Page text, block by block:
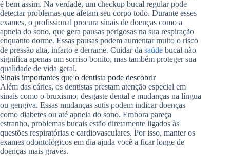
é bem assim. Na verdade, um checkup bucal regular pode
detectar problemas que afetam seu corpo todo. Durante esses
exames, o profissional procura sinais de doenças como a
apneia do sono, que gera pausas perigosas na sua respiração
enquanto dorme. Essas pausas podem aumentar muito o risco
de pressão alta, infarto e derrame. Cuidar da saúde bucal não
significa apenas um sorriso bonito, mas também proteger sua
qualidade de vida geral.
Sinais importantes que o dentista pode descobrir
Além das cáries, os dentistas prestam atenção especial em
sinais como o bruxismo, desgaste dental e mudanças na língua
ou gengiva. Essas mudanças sutis podem indicar doenças
como diabetes ou até apneia do sono. Embora pareça
estranho, problemas bucais estão diretamente ligados às
questões respiratórias e cardiovasculares. Por isso, manter os
exames odontológicos em dia ajuda você a ficar longe de
doenças mais graves.